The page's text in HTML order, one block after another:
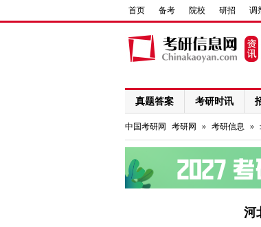
首页 备考 院校 研招 调
真题答案 考研时讯
网络课程
中国考研网 考研网 » 考研信息 »
河